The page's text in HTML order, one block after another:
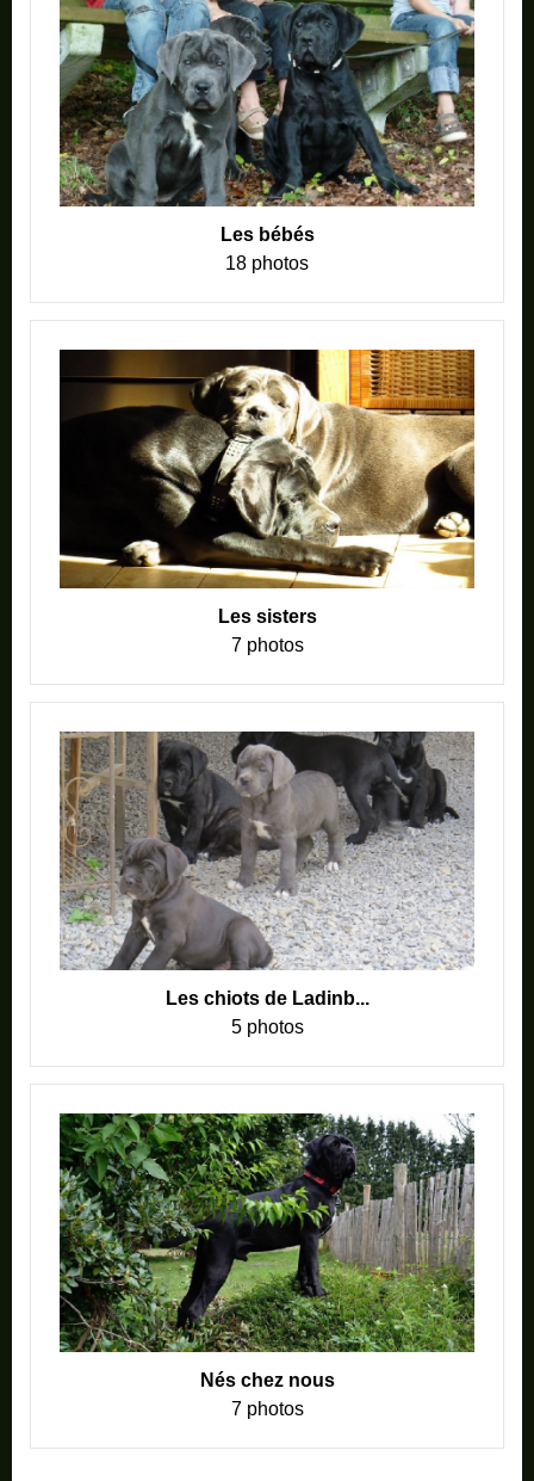
Les bébés
18 photos
Les sisters
7 photos
Les chiots de Ladinb...
5 photos
Nés chez nous
7 photos